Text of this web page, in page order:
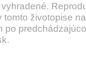
životopise
po